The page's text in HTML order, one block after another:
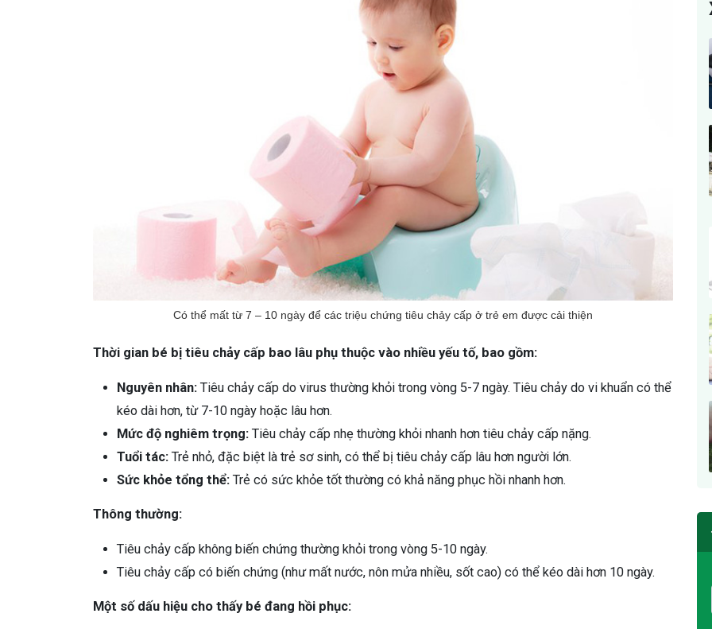
Có thể mất từ 7 – 10 ngày để các triệu chứng tiêu chảy cấp ở trẻ em được cải thiện
Thời gian bé bị tiêu chảy cấp bao lâu phụ thuộc vào nhiều yếu tố, bao gồm:
Nguyên nhân: Tiêu chảy cấp do virus thường khỏi trong vòng 5-7 ngày. Tiêu chảy do vi khuẩn có thể
kéo dài hơn, từ 7-10 ngày hoặc lâu hơn.
Mức độ nghiêm trọng: Tiêu chảy cấp nhẹ thường khỏi nhanh hơn tiêu chảy cấp nặng.
Tuổi tác: Trẻ nhỏ, đặc biệt là trẻ sơ sinh, có thể bị tiêu chảy cấp lâu hơn người lớn.
Sức khỏe tổng thể: Trẻ có sức khỏe tốt thường có khả năng phục hồi nhanh hơn.
Thông thường:
Tiêu chảy cấp không biến chứng thường khỏi trong vòng 5-10 ngày.
Tiêu chảy cấp có biến chứng (như mất nước, nôn mửa nhiều, sốt cao) có thể kéo dài hơn 10 ngày.
Một số dấu hiệu cho thấy bé đang hồi phục: